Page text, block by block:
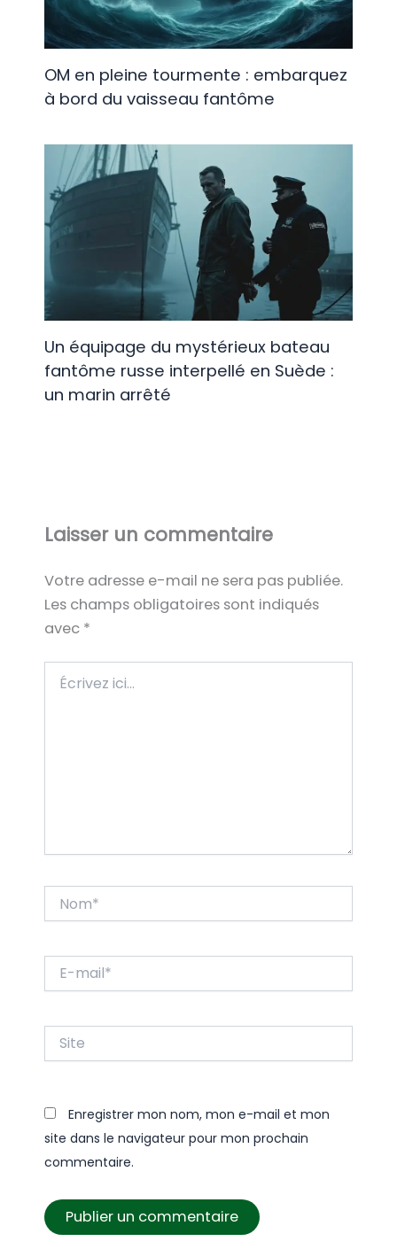
OM en pleine tourmente : embarquez
à bord du vaisseau fantôme
Un équipage du mystérieux bateau
fantôme russe interpellé en Suède :
un marin arrêté
Laisser un commentaire
Votre adresse e-mail ne sera pas publiée.
Les champs obligatoires sont indiqués
avec *
ici…
mail*
Enregistrer mon nom, mon e-mail et mon
site dans le navigateur pour mon prochain
commentaire.